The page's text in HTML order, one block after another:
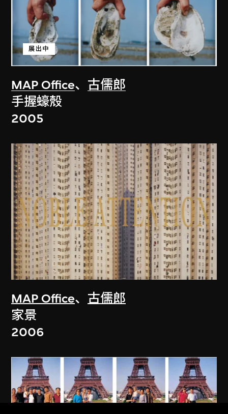
MAP Office、 古儒郎
展出中
手握蠔殼
2005
MAP Office、 古儒郎
家景
2006